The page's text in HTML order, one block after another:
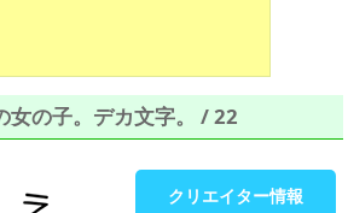
の子。デカ文字。 / 22
クリエイター情報